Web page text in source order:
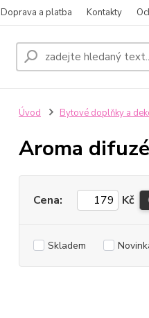
Doprava a platba Kontakty
Úvod Bytové doplňky a
Aroma
Cena: Kč
Skladem